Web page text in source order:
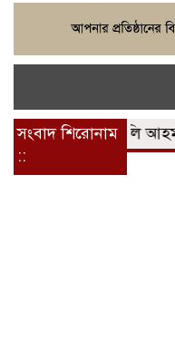
সংবাদ শিরোনাম
::
কর্নেল (অব.) অলি আহমদ